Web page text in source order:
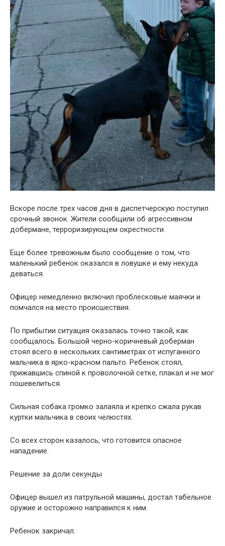
Вскоре после трех часов дня в диспетчерскую поступил
срочный звонок. Жители сообщили об агрессивном
добермане, терроризирующем окрестности.
Еще более тревожным было сообщение о том, что
маленький ребенок оказался в ловушке и ему некуда
деваться.
Офицер немедленно включил проблесковые маячки и
помчался на место происшествия.
По прибытии ситуация оказалась точно такой, как
сообщалось. Большой черно-коричневый доберман
стоял всего в нескольких сантиметрах от испуганного
мальчика в ярко-красном пальто. Ребенок стоял,
прижавшись спиной к проволочной сетке, плакал и не мог
пошевелиться.
Сильная собака громко залаяла и крепко сжала рукав
куртки мальчика в своих челюстях.
Со всех сторон казалось, что готовится опасное
нападение.
Решение за доли секунды
Офицер вышел из патрульной машины, достал табельное
оружие и осторожно направился к ним.
Ребенок закричал.